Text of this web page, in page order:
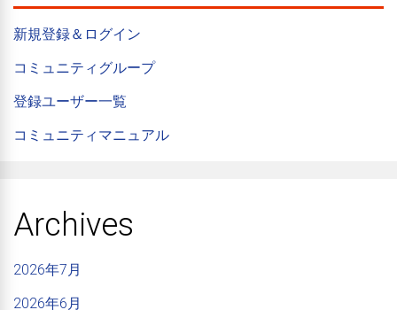
新規登録＆ログイン
コミュニティグループ
登録ユーザー一覧
コミュニティマニュアル
Archives
2026年7月
2026年6月